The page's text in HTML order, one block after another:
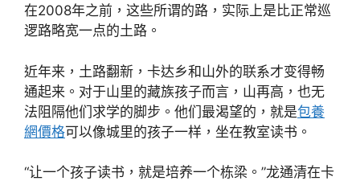
在2008年之前，这些所谓的路，实际上是比正常巡
逻路略宽一点的土路。
近年来，土路翻新，卡达乡和山外的联系才变得畅
通起来。对于山里的藏族孩子而言，山再高，也无
法阻隔他们求学的脚步。他们最渴望的，就是包養
網價格可以像城里的孩子一样，坐在教室读书。
“让一个孩子读书，就是培养一个栋梁。”龙通清在卡